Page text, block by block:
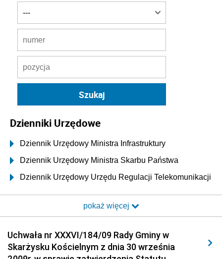
Dzienniki Urzędowe
Dziennik Urzędowy Ministra Infrastruktury
Dziennik Urzędowy Ministra Skarbu Państwa
Dziennik Urzędowy Urzędu Regulacji Telekomunikacji
Dziennik Urzędowy Ministra Transportu i Budownictwa
Elektronicznej
Dziennik Urzędowy Ministra Spraw Wewnętrznych i
pokaż więcej
Uchwała nr XXXVI/184/09 Rady Gminy w
Skarżysku Kościelnym z dnia 30 września